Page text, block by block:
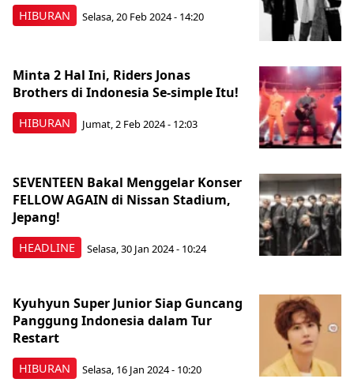
HIBURAN Selasa, 20 Feb 2024 - 14:20
HIBURAN
Minta 2 Hal Ini, Riders Jonas
Brothers di Indonesia Se-simple Itu!
Jumat, 2 Feb 2024 - 12:03
HEADLINE
SEVENTEEN Bakal Menggelar Konser
FELLOW AGAIN di Nissan Stadium,
Jepang!
Selasa, 30 Jan 2024 - 10:24
HIBURAN
Kyuhyun Super Junior Siap Guncang
Panggung Indonesia dalam Tur
Restart
Selasa, 16 Jan 2024 - 10:20